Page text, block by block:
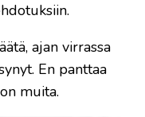
ajan virrassa
En panttaa
muita.